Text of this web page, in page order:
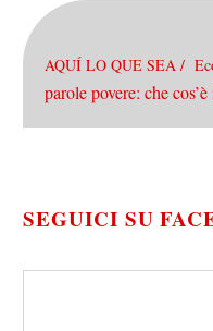
AQUÍ LO QUE SEA /
parole povere: che
SEGUICI SU